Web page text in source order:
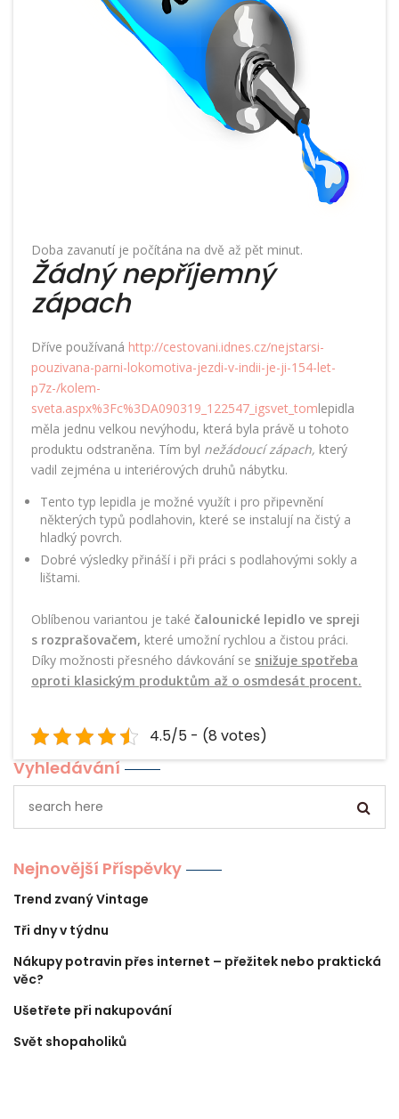
Doba zavanutí je počítána na dvě až pět minut.
Žádný nepříjemný
zápach
Dříve používaná http://cestovani.idnes.cz/nejstarsi-
pouzivana-parni-lokomotiva-jezdi-v-indii-je-ji-154-let-
p7z-/kolem-
sveta.aspx%3Fc%3DA090319_122547_igsvet_tomlepidla
měla jednu velkou nevýhodu, která byla právě u tohoto
produktu odstraněna. Tím byl nežádoucí zápach, který
vadil zejména u interiérových druhů nábytku.
Tento typ lepidla je možné využít i pro připevnění
některých typů podlahovin, které se instalují na čistý a
hladký povrch.
Dobré výsledky přináší i při práci s podlahovými sokly a
lištami.
Oblíbenou variantou je také čalounické lepidlo ve spreji
s rozprašovačem, které umožní rychlou a čistou práci.
Díky možnosti přesného dávkování se snižuje spotřeba
oproti klasickým produktům až o osmdesát procent.
4.5/5 - (8 votes)
Vyhledávání
Nejnovější Příspěvky
Trend zvaný Vintage
Tři dny v týdnu
Nákupy potravin přes internet – přežitek nebo praktická
věc?
Ušetřete při nakupování
Svět shopaholiků